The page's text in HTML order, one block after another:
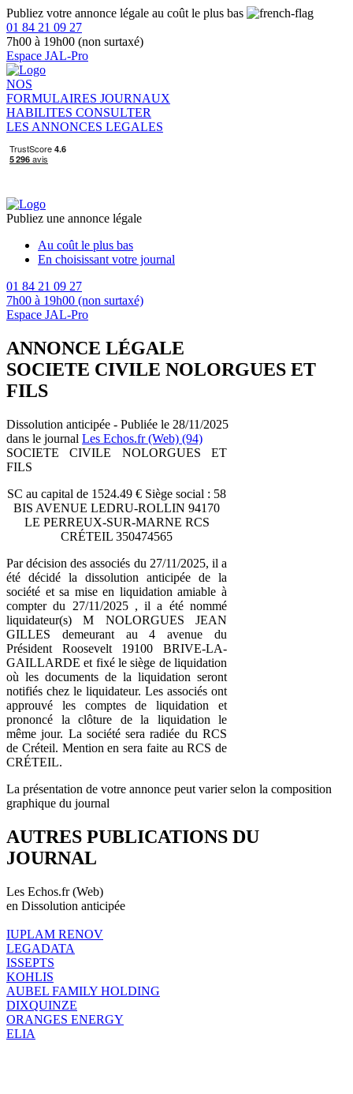
Publiez votre annonce légale au coût le plus bas
01 84 21 09 27
7h00 à 19h00 (non surtaxé)
Espace JAL-Pro
NOS
FORMULAIRES JOURNAUX
HABILITES CONSULTER
LES ANNONCES LEGALES
Publiez une annonce légale
Au coût le plus bas
En choisissant votre journal
01 84 21 09 27
7h00 à 19h00 (non surtaxé)
Espace JAL-Pro
ANNONCE LÉGALE
SOCIETE CIVILE NOLORGUES ET
FILS
Dissolution anticipée - Publiée le 28/11/2025
dans le journal Les Echos.fr (Web) (94)
SOCIETE CIVILE NOLORGUES ET
FILS
SC au capital de 1524.49 € Siège social : 58
BIS AVENUE LEDRU-ROLLIN 94170
LE PERREUX-SUR-MARNE RCS
CRÉTEIL 350474565
Par décision des associés du 27/11/2025, il a
été décidé la dissolution anticipée de la
société et sa mise en liquidation amiable à
compter du 27/11/2025 , il a été nommé
liquidateur(s) M NOLORGUES JEAN
GILLES demeurant au 4 avenue du
Président Roosevelt 19100 BRIVE-LA-
GAILLARDE et fixé le siège de liquidation
où les documents de la liquidation seront
notifiés chez le liquidateur. Les associés ont
approuvé les comptes de liquidation et
prononcé la clôture de la liquidation le
même jour. La société sera radiée du RCS
de Créteil. Mention en sera faite au RCS de
CRÉTEIL.
La présentation de votre annonce peut varier selon la composition
graphique du journal
AUTRES PUBLICATIONS DU
JOURNAL
Les Echos.fr (Web)
en Dissolution anticipée
IUPLAM RENOV
LEGADATA
ISSEPTS
KOHLIS
AUBEL FAMILY HOLDING
DIXQUINZE
ORANGES ENERGY
ELIA